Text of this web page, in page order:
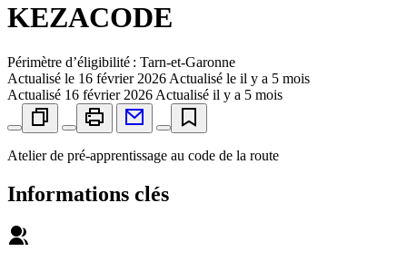
KEZACODE
Périmètre d’éligibilité : Tarn-et-Garonne
Actualisé le 16 février 2026 Actualisé le il y a 5 mois
Actualisé 16 février 2026 Actualisé il y a 5 mois
Atelier de pré-apprentissage au code de la route
Informations clés